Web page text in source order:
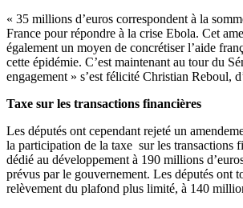
« 35 millions d’euros correspondent à la
France pour répondre à la crise Ebola. Cet
également un moyen de concrétiser l’aide
cette épidémie. C’est maintenant au tour du
engagement » s’est félicité Christian Reboul,
Taxe sur les transactions financières
Les députés ont cependant rejeté un
la participation de la taxe sur les transactions
dédié au développement à 190 millions
prévus par le gouvernement. Les députés ont
relèvement du plafond plus limité, à 140